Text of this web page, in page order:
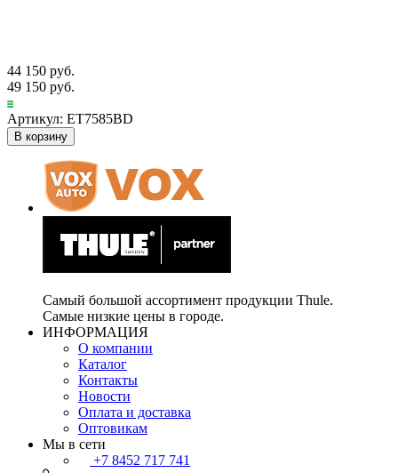
44 150 руб.
49 150 руб.
Артикул: ET7585BD
В корзину
Самый большой ассортимент продукции Thule.
Самые низкие цены в городе.
ИНФОРМАЦИЯ
О компании
Каталог
Контакты
Новости
Оплата и доставка
Оптовикам
Мы в сети
+7 8452 717 741